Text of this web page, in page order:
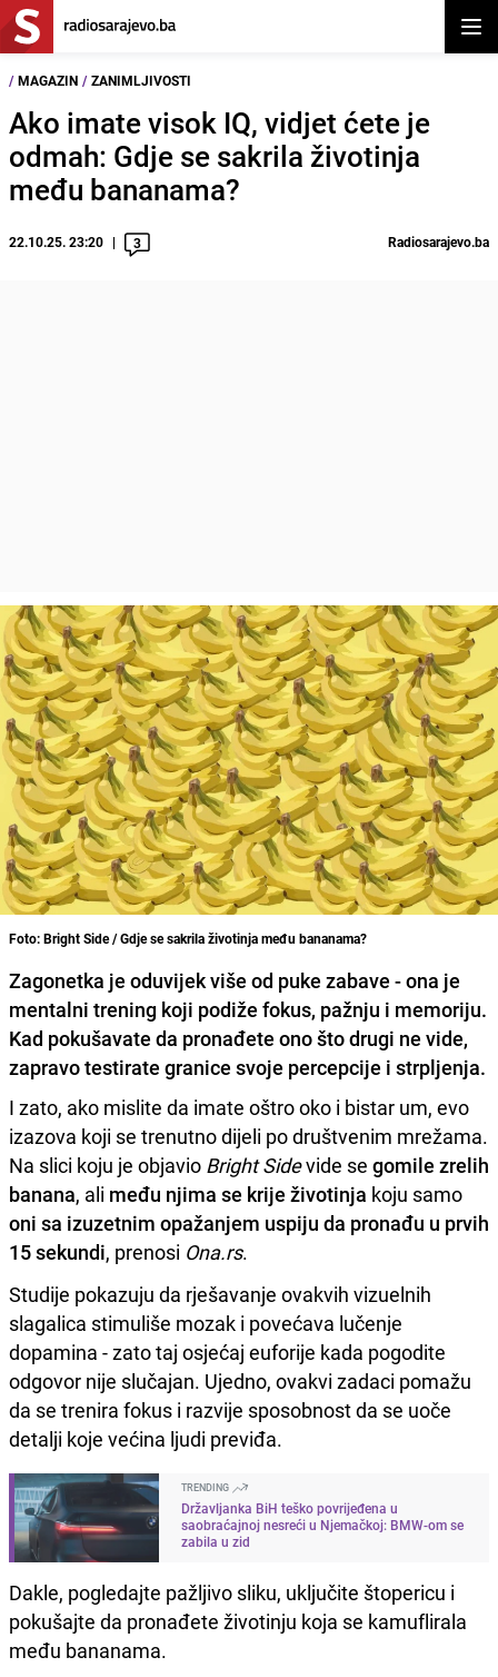
/ MAGAZIN / ZANIMLJIVOSTI
Ako imate visok IQ, vidjet ćete je
odmah: Gdje se sakrila životinja
među bananama?
22.10.25. 23:20 3 Radiosarajevo.ba
Foto: Bright Side / Gdje se sakrila životinja među bananama?
Zagonetka je oduvijek više od puke zabave - ona je
mentalni trening koji podiže fokus, pažnju i memoriju.
Kad pokušavate da pronađete ono što drugi ne vide,
zapravo testirate granice svoje percepcije i strpljenja.
I zato, ako mislite da imate oštro oko i bistar um, evo
izazova koji se trenutno dijeli po društvenim mrežama.
Na slici koju je objavio Bright Sidevide se gomile zrelih
banana, ali među njima se krije životinja koju samo
oni sa izuzetnim opažanjem uspiju da pronađu u prvih
15 sekundi, prenosi Ona.rs.
Studije pokazuju da rješavanje ovakvih vizuelnih
slagalica stimuliše mozak i povećava lučenje
dopamina - zato taj osjećaj euforije kada pogodite
odgovor nije slučajan. Ujedno, ovakvi zadaci pomažu
da se trenira fokus i razvije sposobnost da se uoče
detalji koje većina ljudi previđa.
TRENDING
Državljanka BiH teško povrijeđena u
saobraćajnoj nesreći u Njemačkoj: BMW-om se
zabila u zid
Dakle, pogledajte pažljivo sliku, uključite štopericu i
pokušajte da pronađete životinju koja se kamuflirala
među bananama.